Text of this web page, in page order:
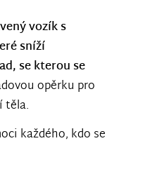
vozík s
sníží
se kterou se
opěrku pro
těla.
každého, kdo se